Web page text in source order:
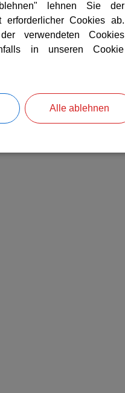
lehnen Sie der
erforderlicher Cookies ab.
verwendeten Cookies
in unseren Cookie
Alle ablehnen